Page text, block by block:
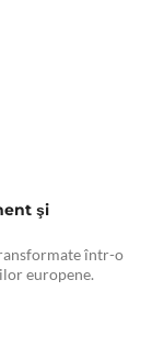
şi
într-o
europene.